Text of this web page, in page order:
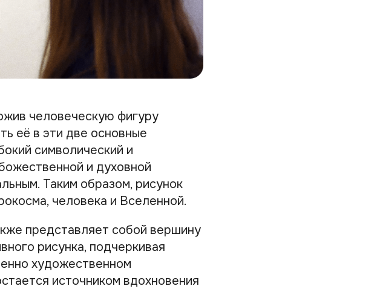
человеческую фигуру
её в эти две основные
символический и
и духовной
Таким образом, рисунок
человека и Вселенной.
представляет собой вершину
рисунка, подчеркивая
художественном
источником вдохновения